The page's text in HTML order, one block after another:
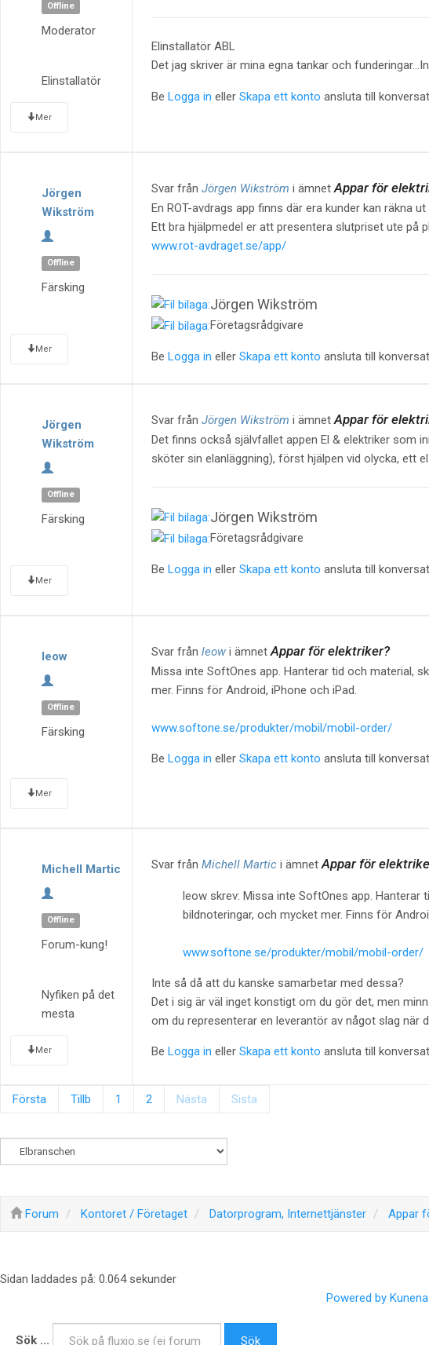
Offline
Moderator
Elinstallatör
Mer
Elinstallatör ABL
Det jag skriver är mina egna tankar och funderingar...
Be Logga in eller Skapa ett konto ansluta till
Jörgen
Wikström
Offline
Färsking
Mer
Svar från Jörgen Wikström i ämnetAppar för
En ROT-avdrags app finns där era kunder kan räkna
Ett bra hjälpmedel er att presentera slutpriset ute på
www.rot-avdraget.se/app/
Jörgen Wikström
Företagsrådgivare
Be Logga in eller Skapa ett konto ansluta till
Jörgen
Wikström
Offline
Färsking
Mer
Svar från Jörgen Wikström i ämnetAppar för
Det finns också självfallet appen El & elektriker som
sköter sin elanläggning), först hjälpen vid olycka, ett
Jörgen Wikström
Företagsrådgivare
Be Logga in eller Skapa ett konto ansluta till
leow
Offline
Färsking
Mer
Svar från leowi ämnetAppar för elektriker?
Missa inte SoftOnes app. Hanterar tid och material,
mer. Finns för Android, iPhone och iPad.
www.softone.se/produkter/mobil/mobil-order/
Be Logga in eller Skapa ett konto ansluta till
Michell Martic
Offline
Forum-kung!
Nyfiken på det
mesta
Mer
Svar från Michell Martici ämnetAppar för
leow skrev: Missa inte SoftOnes app. Hanterar
bildnoteringar, och mycket mer. Finns för
www.softone.se/produkter/mobil/mobil-order/
Inte så då att du kanske samarbetar med dessa?
Det i sig är väl inget konstigt om du gör det, men
om du representerar en leverantör av något slag när
Be Logga in eller Skapa ett konto ansluta till
Första Tillb 1 2 Nästa Sista
Forum Kontoret / Företaget Datorprogram, Internettjänster Appar
Sidan laddades på: 0.064 sekunder
Powered by
Sök ... Sök